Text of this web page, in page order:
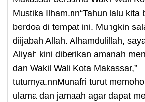
Mustika Ilham.nn“Tahun lalu kita
berdoa di tempat ini. Mungkin
diijabah Allah. Alhamdulillah,
Aliyah kini diberikan amanah
dan Wakil Wali Kota Makassar,”
tuturnya.nnMunafri turut
ulama dan jamaah agar dapat